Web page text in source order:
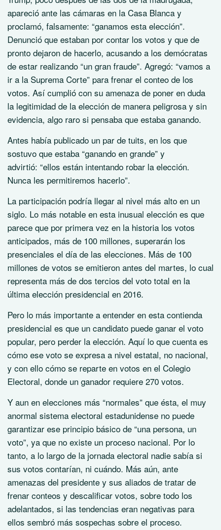
apareció ante las cámaras en la Casa Blanca y
proclamó, falsamente: ganamos esta elección .
Denunció que estaban por contar los votos y que de
pronto dejaron de hacerlo, acusando a los demócratas
de estar realizando un gran fraude . Agregó: vamos a
ir a la Suprema Corte para frenar el conteo de los
votos. Así cumplió con su amenaza de poner en duda
la legitimidad de la elección de manera peligrosa y sin
evidencia, algo raro si pensaba que estaba ganando.
Antes había publicado un par de tuits, en los que
sostuvo que estaba ganando en grande y
advirtió: ellos están intentando robar la elección.
Nunca les permitiremos hacerlo .
La participación podría llegar al nivel más alto en un
siglo. Lo más notable en esta inusual elección es que
parece que por primera vez en la historia los votos
anticipados, más de 100 millones, superarán los
presenciales el día de las elecciones. Más de 100
millones de votos se emitieron antes del martes, lo cual
representa más de dos tercios del voto total en la
última elección presidencial en 2016.
Pero lo más importante a entender en esta contienda
presidencial es que un candidato puede ganar el voto
popular, pero perder la elección. Aquí lo que cuenta es
cómo ese voto se expresa a nivel estatal, no nacional,
y con ello cómo se reparte en votos en el Colegio
Electoral, donde un ganador requiere 270 votos.
Y aun en elecciones más normales que ésta, el muy
anormal sistema electoral estadunidense no puede
garantizar ese principio básico de una persona, un
voto , ya que no existe un proceso nacional. Por lo
tanto, a lo largo de la jornada electoral nadie sabía si
sus votos contarían, ni cuándo. Más aún, ante
amenazas del presidente y sus aliados de tratar de
frenar conteos y descalificar votos, sobre todo los
adelantados, si las tendencias eran negativas para
ellos sembró más sospechas sobre el proceso.